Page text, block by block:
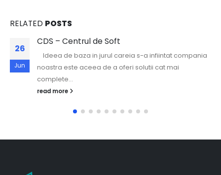
RELATED POSTS
26
Jun
CDS – Centrul de Soft
Ideea de baza in jurul careia s-a infiintat compania
noastra este aceea de a oferi solutii cat mai
complete...
read more